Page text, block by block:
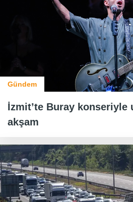
Gündem
İzmit’te Buray konseriyle
akşam